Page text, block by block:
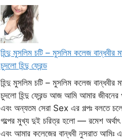
হিন্দু মুসলিম চটি – মুসলিম কলেজ বান্ধবীর
চুদলো হিন্দু ফ্রেন্ড
হিন্দু মুসলিম চটি – মুসলিম কলেজ বান্ধবীর
চুদলো হিন্দু ফ্রেন্ড আজ আমি আমার জীবনের
এবং অন্যতম সেরা Sex এর গল্পঃ বলতে
গল্পের মুখ্য দুই চরিত্র হলো — রমেশ
এবং আমার কলেজের বান্ধবী নুসরাত আমিঃ